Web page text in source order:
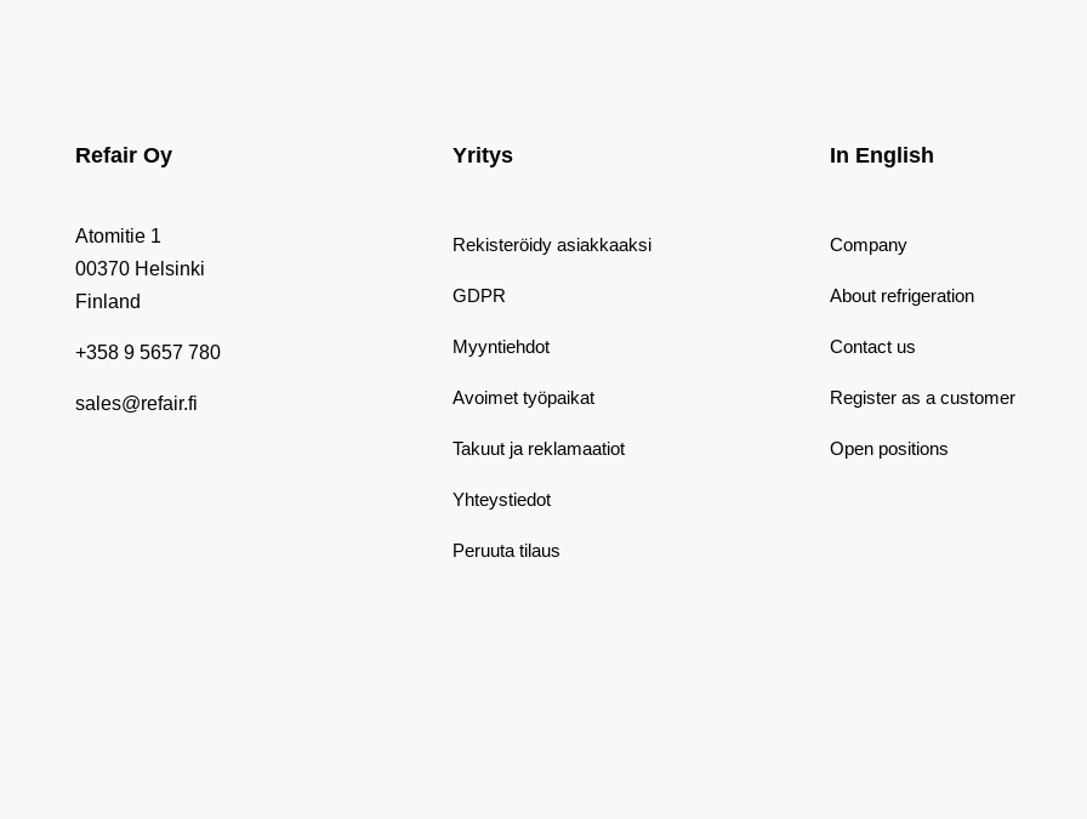
Refair Oy
Atomitie 1
00370 Helsinki
Finland
+358 9 5657 780
sales@refair.fi
Yritys
Rekisteröidy asiakkaaksi
GDPR
Myyntiehdot
Avoimet työpaikat
Takuut ja reklamaatiot
Yhteystiedot
Peruuta tilaus
In English
Company
About refrigeration
Contact us
Register as a customer
Open positions